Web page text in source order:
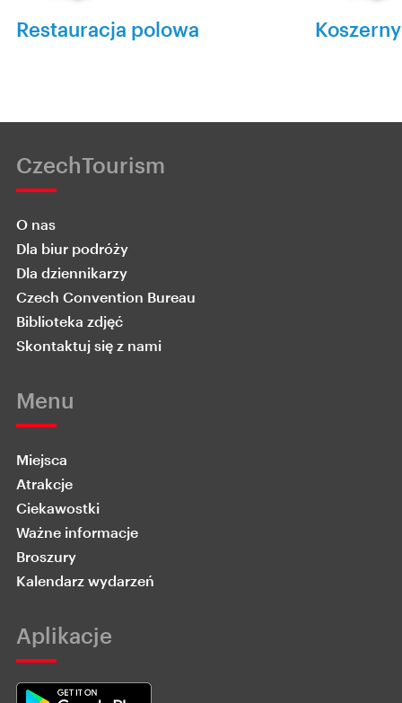
Restauracja polowa
CzechTourism
O nas
Dla biur podróży
Dla dziennikarzy
Czech Convention Bureau
Biblioteka zdjęć
Skontaktuj się z nami
Menu
Miejsca
Atrakcje
Ciekawostki
Ważne informacje
Broszury
Kalendarz wydarzeń
Aplikacje